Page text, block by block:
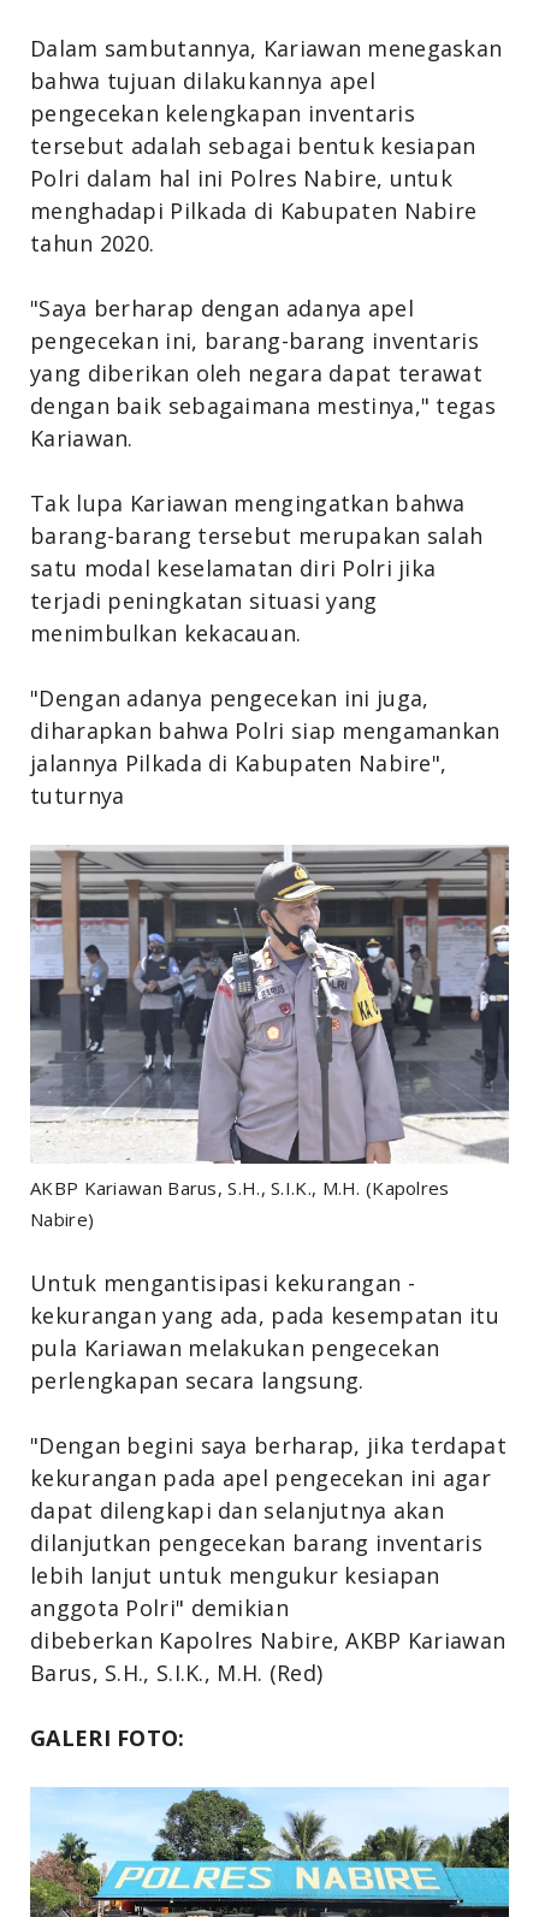
Dalam sambutannya, Kariawan menegaskan
bahwa tujuan dilakukannya apel
pengecekan kelengkapan inventaris
tersebut adalah sebagai bentuk kesiapan
Polri dalam hal ini Polres Nabire, untuk
menghadapi Pilkada di Kabupaten Nabire
tahun 2020.
"Saya berharap dengan adanya apel
pengecekan ini, barang-barang inventaris
yang diberikan oleh negara dapat terawat
dengan baik sebagaimana mestinya," tegas
Kariawan.
Tak lupa Kariawan mengingatkan bahwa
barang-barang tersebut merupakan salah
satu modal keselamatan diri Polri jika
terjadi peningkatan situasi yang
menimbulkan kekacauan.
"Dengan adanya pengecekan ini juga,
diharapkan bahwa Polri siap mengamankan
jalannya Pilkada di Kabupaten Nabire",
tuturnya
AKBP Kariawan Barus, S.H., S.I.K., M.H. (Kapolres
Nabire)
Untuk mengantisipasi kekurangan -
kekurangan yang ada, pada kesempatan itu
pula Kariawan melakukan pengecekan
perlengkapan secara langsung.
"Dengan begini saya berharap, jika terdapat
kekurangan pada apel pengecekan ini agar
dapat dilengkapi dan selanjutnya akan
dilanjutkan pengecekan barang inventaris
lebih lanjut untuk mengukur kesiapan
anggota Polri" demikian
dibeberkan Kapolres Nabire, AKBP Kariawan
Barus, S.H., S.I.K., M.H. (Red)
GALERI FOTO: